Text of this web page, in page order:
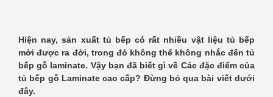
Hiện nay, sản xuất tủ bếp có rất nhiều vật liệu tủ bếp
mới được ra đời, trong đó không thể không nhắc đến tủ
bếp gỗ laminate. Vậy bạn đã biết gì về Các đặc điểm của
tủ bếp gỗ Laminate cao cấp? Đừng bỏ qua bài viết dưới
đây.